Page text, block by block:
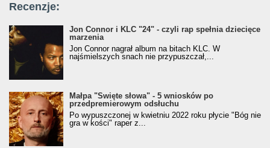
Recenzje:
Jon Connor i KLC "24" - czyli rap spełnia dziecięce
marzenia
Jon Connor nagrał album na bitach KLC. W
najśmielszych snach nie przypuszczał,...
Małpa "Święte słowa" - 5 wniosków po
przedpremierowym odsłuchu
Po wypuszczonej w kwietniu 2022 roku płycie "Bóg nie
gra w kości" raper z...